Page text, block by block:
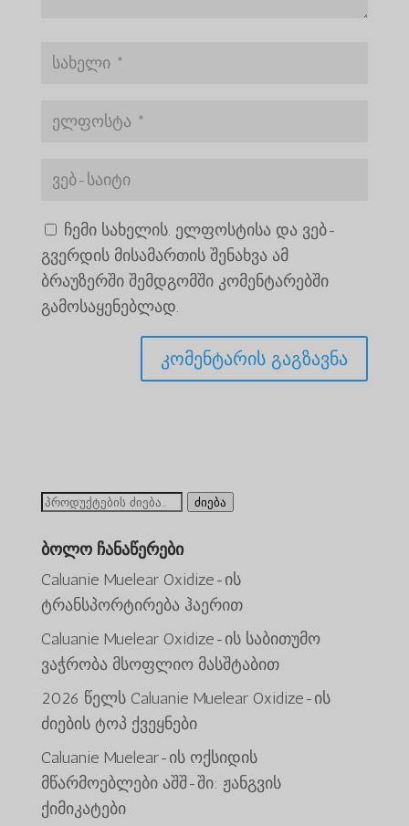
ჩემი სახელის. ელფოსტისა და ვებ-
გვერდის მისამართის შენახვა ამ
ბრაუზერში შემდგომში კომენტარებში
გამოსაყენებლად.
ძიება: ძიება
ბოლო ჩანაწერები
Caluanie Muelear Oxidize-ის
ტრანსპორტირება ჰაერით
Caluanie Muelear Oxidize-ის საბითუმო
ვაჭრობა მსოფლიო მასშტაბით
2026 წელს Caluanie Muelear Oxidize-ის
ძიების ტოპ ქვეყნები
Caluanie Muelear-ის ოქსიდის
მწარმოებლები აშშ-ში: ჟანგვის
ქიმიკატები
ພາສາລາວ